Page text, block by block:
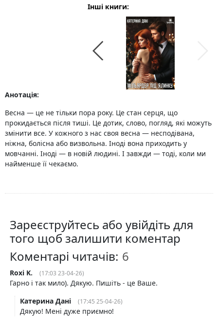
Інші книги:
Анотація:
Весна — це не тільки пора року. Це стан серця, що
прокидається після тиші. Це дотик, слово, погляд, які можуть
змінити все. У кожного з нас своя весна — несподівана,
ніжна, болісна або визвольна. Іноді вона приходить у
мовчанні. Іноді — в новій людині. І завжди — тоді, коли ми
найменше її чекаємо.
Зареєструйтесь або увійдіть для
того щоб залишити коментар
Коментарі читачів:
Roxi K. (17:03 23-04-26)
Гарно і так мило). Дякую. Пишіть - це Ваше.
Катерина Дані
(17:45 25-04-26)
Дякую! Мені дуже приємно!